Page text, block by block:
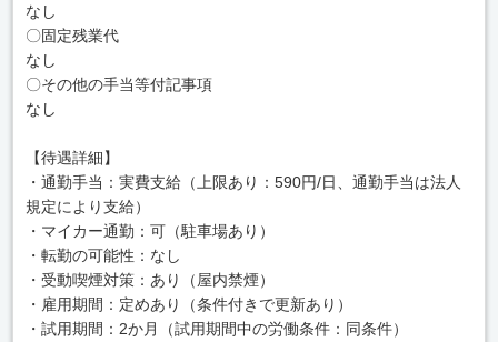
なし
〇固定残業代
なし
〇その他の手当等付記事項
なし
【待遇詳細】
・通勤手当：実費支給（上限あり：590円/日、通勤手当は法人
規定により支給）
・マイカー通勤：可（駐車場あり）
・転勤の可能性：なし
・受動喫煙対策：あり（屋内禁煙）
・雇用期間：定めあり（条件付きで更新あり）
・試用期間：2か月（試用期間中の労働条件：同条件）